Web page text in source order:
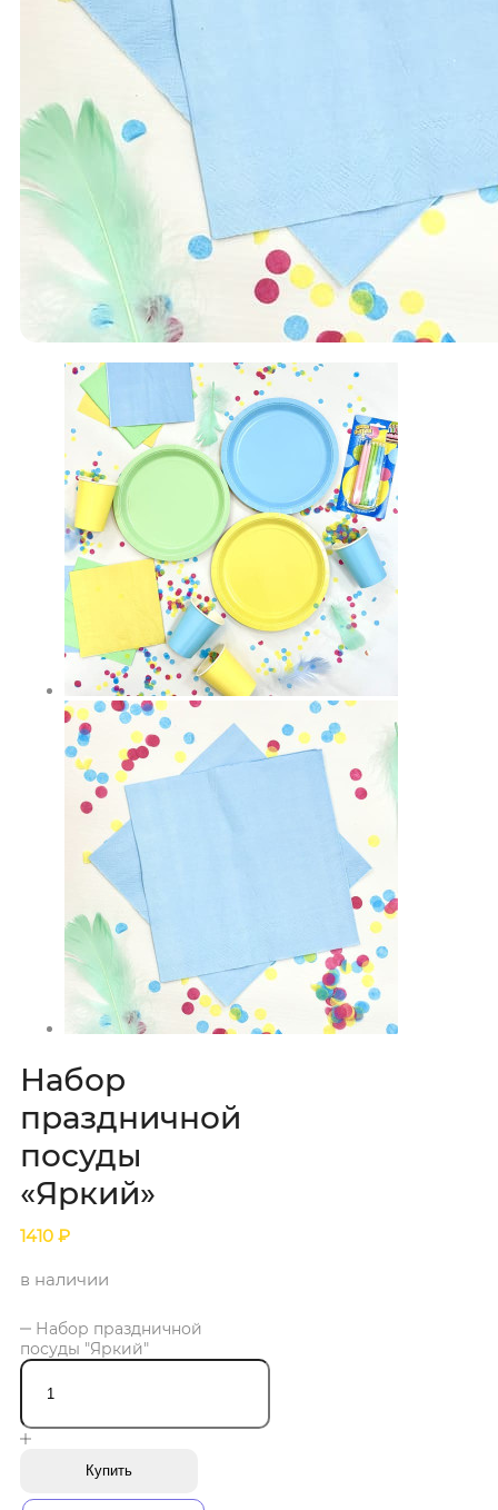
Набор
праздничной
посуды
«Яркий»
1410 ₽
в наличии
Набор праздничной
посуды "Яркий"
Купить